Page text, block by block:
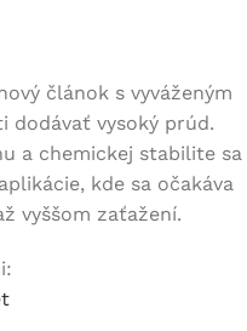
článok s vyváženým
dodávať vysoký prúd.
a chemickej stabilite sa
kde sa očakáva
vyššom zaťažení.